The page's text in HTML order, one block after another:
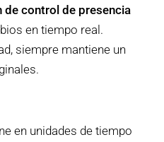
de control de presencia
en tiempo real.
siempre mantiene un
en unidades de tiempo